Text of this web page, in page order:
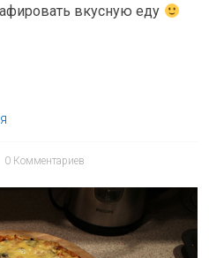
вкусную еду
0 Комментариев